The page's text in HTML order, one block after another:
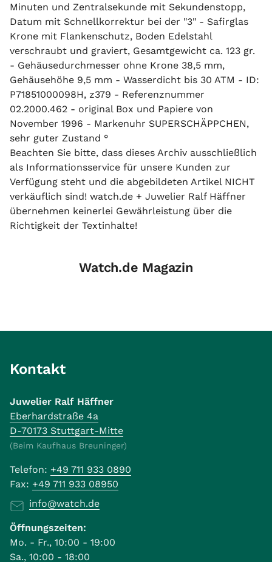
Minuten und Zentralsekunde mit Sekundenstopp,
Datum mit Schnellkorrektur bei der "3" - Safirglas
Krone mit Flankenschutz, Boden Edelstahl
verschraubt und graviert, Gesamtgewicht ca. 123 gr.
- Gehäusedurchmesser ohne Krone 38,5 mm,
Gehäusehöhe 9,5 mm - Wasserdicht bis 30 ATM - ID:
P71851000098H, z379 - Referenznummer
02.2000.462 - original Box und Papiere von
November 1996 - Markenuhr SUPERSCHÄPPCHEN,
sehr guter Zustand °
Beachten Sie bitte, dass dieses Archiv ausschließlich
als Informationsservice für unsere Kunden zur
Verfügung steht und die abgebildeten Artikel NICHT
verkäuflich sind! watch.de + Juwelier Ralf Häffner
übernehmen keinerlei Gewährleistung über die
Richtigkeit der Textinhalte!
Watch.de Magazin
Kontakt
Juwelier Ralf Häffner
Eberhardstraße 4a
D-70173 Stuttgart-Mitte
(Beim Kaufhaus Breuninger)
Telefon: +49 711 933 0890
Fax: +49 711 933 08950
info@watch.de
Öffnungszeiten:
Mo. - Fr., 10:00 - 19:00
Sa., 10:00 - 18:00